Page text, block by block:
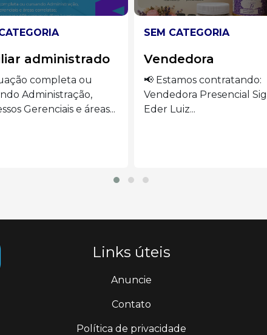
contratando:
Presencial Siga o
SEM CATEGORIA
Auxiliar de
🍽️ VAGAS ABERTAS –
AUXILIAR DE COZINHA
o...
Links úteis
Anuncie
Contato
Política de privacidade